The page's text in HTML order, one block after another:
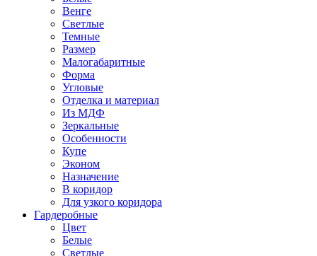
Венге
Светлые
Темные
Размер
Малогабаритные
Форма
Угловые
Отделка и материал
Из МДФ
Зеркальные
Особенности
Купе
Эконом
Назначение
В коридор
Для узкого коридора
Гардеробные
Цвет
Белые
Светлые